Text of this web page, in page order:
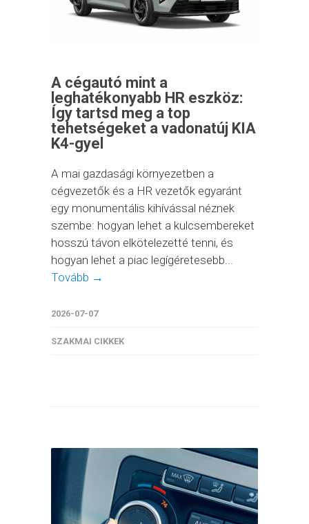
A cégautó mint a
leghatékonyabb HR eszköz:
Így tartsd meg a top
tehetségeket a vadonatúj KIA
K4-gyel
A mai gazdasági környezetben a
cégvezetők és a HR vezetők egyaránt
egy monumentális kihívással néznek
szembe: hogyan lehet a kulcsembereket
hosszú távon elkötelezetté tenni, és
hogyan lehet a piac legígéretesebb...
Tovább →
2026-07-07
SZAKMAI CIKKEK